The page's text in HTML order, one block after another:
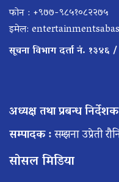
फोन : +९७७-९८५१०८२२७५
इमेल:
सूचना विभाग दर्ता नं. १३४६
अध्यक्ष तथा प्रबन्ध
सम्पादक :सम्झना उप्रेती
सोसल मिडिया